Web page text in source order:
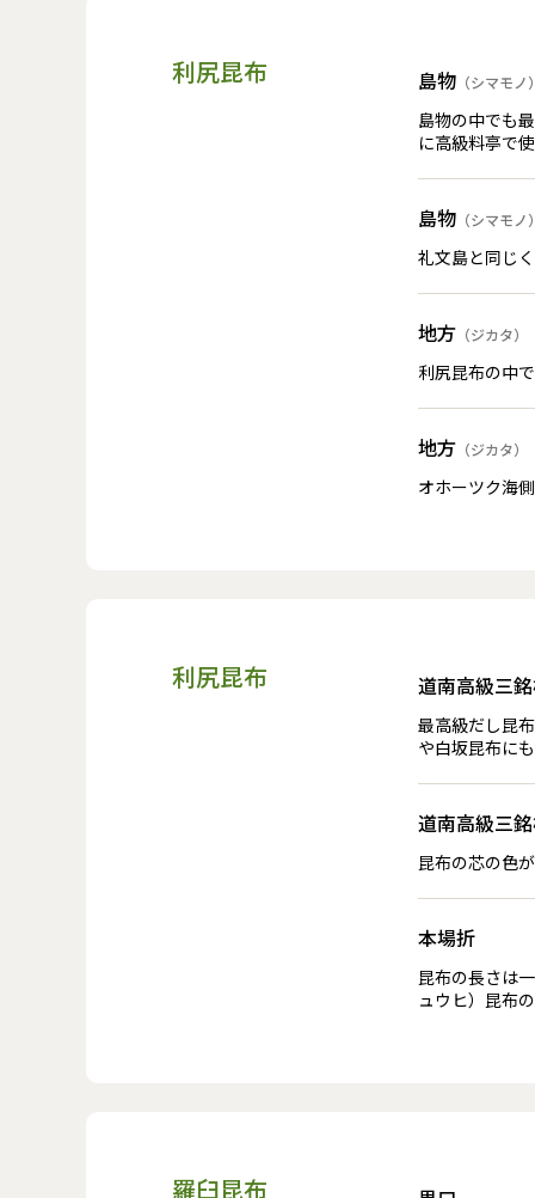
利尻昆布 島物 （シマモノ
島物の中でも
に高級料亭で
島物 （シマモノ
礼文島と同じ
地方 （ジカタ）
利尻昆布の中
地方 （ジカタ）
オホーツク海
利尻昆布 道南高級三
最高級だし昆
や白坂昆布に
道南高級三
昆布の芯の色
本場折
昆布の長さは
ュウヒ）昆布
羅臼昆布